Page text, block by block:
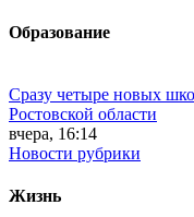
Образование
Сразу четыре новых
Ростовской области
вчера, 16:14
Новости рубрики
Жизнь